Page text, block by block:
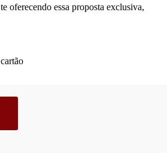
oferecendo essa proposta exclusiva,